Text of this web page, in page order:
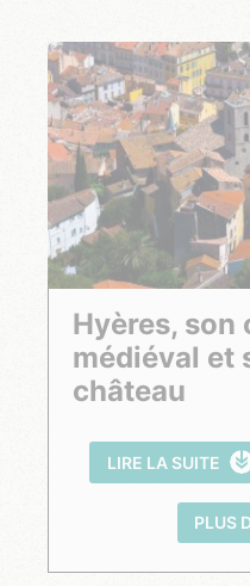
Hyères, son centre
médiéval et
château
LIRE LA SUITE
PLUS